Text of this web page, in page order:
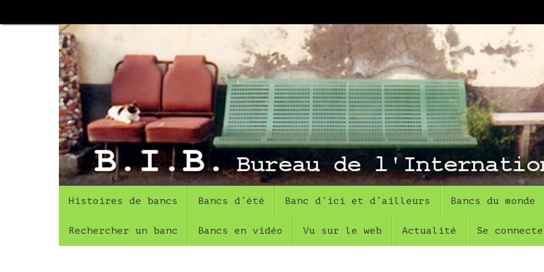
au
Histoires de bancs Bancs d’été Banc d’ici et d’ailleurs Bancs du monde
Rechercher un banc Bancs en vidéo Vu sur le web Actualité Se